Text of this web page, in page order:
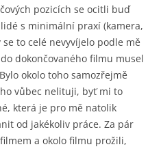
pozicích se ocitli buď
s minimální praxí (kamera,
to celé nevyvíjelo podle mě
dokončovaného filmu musel
okolo toho samozřejmě
vůbec nelituji, byť mi to
která je pro mě natolik
od jakékoliv práce. Za pár
a okolo filmu prožili,